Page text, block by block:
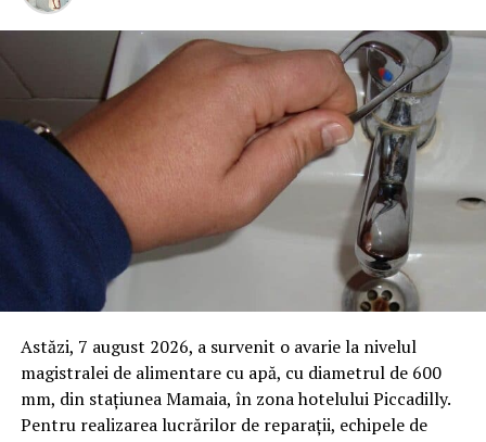
Astăzi, 7 august 2026, a survenit o avarie la nivelul
magistralei de alimentare cu apă, cu diametrul de 600
mm, din stațiunea Mamaia, în zona hotelului Piccadilly.
Pentru realizarea lucrărilor de reparații, echipele de